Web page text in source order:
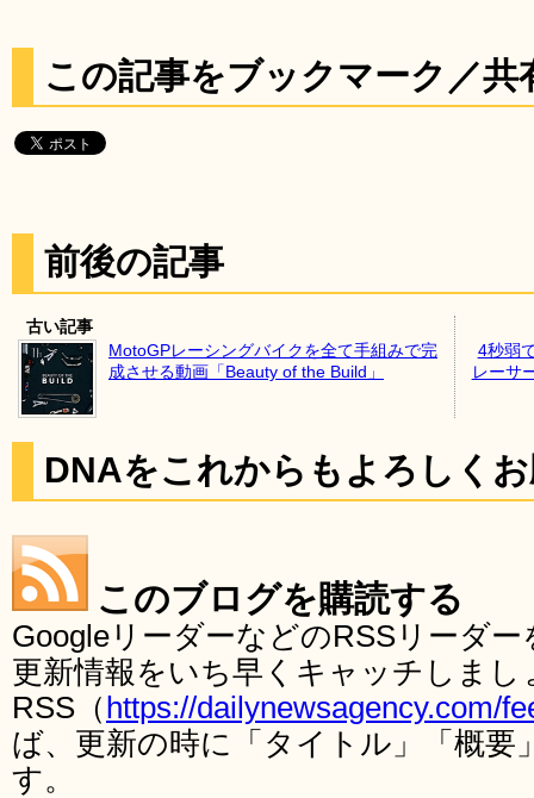
この記事をブックマーク／共
前後の記事
古い記事
MotoGPレーシングバイクを全て手組みで完
成させる動画「Beauty of the Build」
4秒弱
レーサ
DNAをこれからもよろしく
このブログを購読する
GoogleリーダーなどのRSSリーダ
更新情報をいち早くキャッチしま
RSS（ https://dailynewsagency.com/
ば、更新の時に「タイトル」「概要
す。